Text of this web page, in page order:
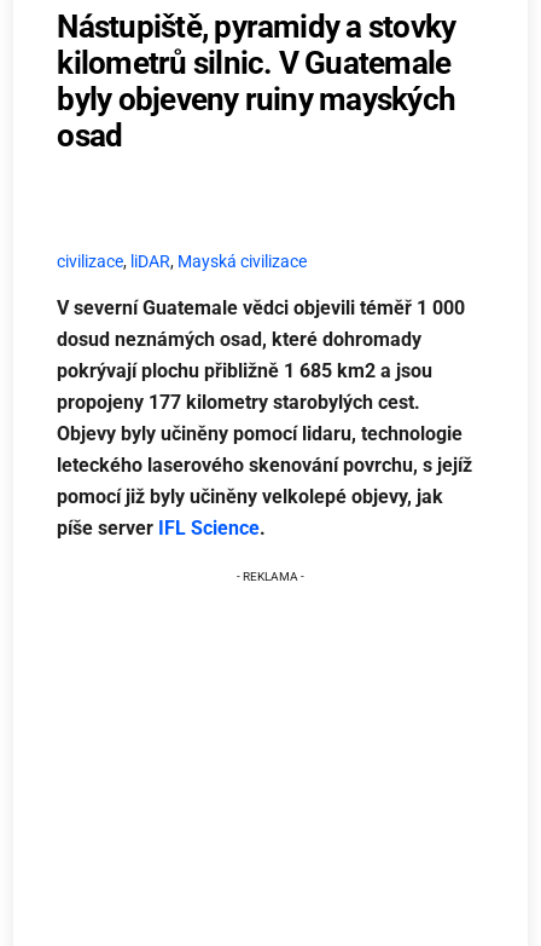
Nástupiště, pyramidy a stovky
kilometrů silnic. V Guatemale
byly objeveny ruiny mayských
osad
civilizace, liDAR, Mayská civilizace
V severní Guatemale vědci objevili téměř 1 000
dosud neznámých osad, které dohromady
pokrývají plochu přibližně 1 685 km2 a jsou
propojeny 177 kilometry starobylých cest.
Objevy byly učiněny pomocí lidaru, technologie
leteckého laserového skenování povrchu, s jejíž
pomocí již byly učiněny velkolepé objevy, jak
píše server IFL Science.